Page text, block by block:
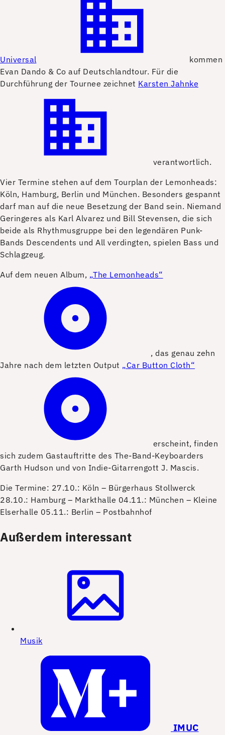
Universal
kommen
Evan Dando & Co auf Deutschlandtour. Für die
Durchführung der Tournee zeichnet Karsten Jahnke
verantwortlich.
Vier Termine stehen auf dem Tourplan der Lemonheads:
Köln, Hamburg, Berlin und München. Besonders gespannt
darf man auf die neue Besetzung der Band sein. Niemand
Geringeres als Karl Alvarez und Bill Stevensen, die sich
beide als Rhythmusgruppe bei den legendären Punk-
Bands Descendents und All verdingten, spielen Bass und
Schlagzeug.
Auf dem neuen Album, „The Lemonheads“
, das genau zehn
Jahre nach dem letzten Output „Car Button Cloth“
erscheint, finden
sich zudem Gastauftritte des The-Band-Keyboarders
Garth Hudson und von Indie-Gitarrengott J. Mascis.
Die Termine: 27.10.: Köln – Bürgerhaus Stollwerck
28.10.: Hamburg – Markthalle 04.11.: München – Kleine
Elserhalle 05.11.: Berlin – Postbahnhof
Außerdem interessant
Musik
IMUC